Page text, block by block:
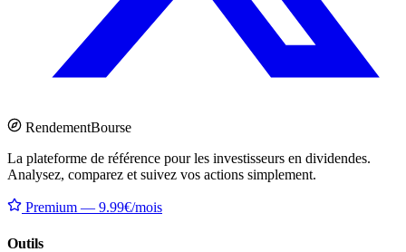
RendementBourse
La plateforme de référence pour les investisseurs en dividendes.
Analysez, comparez et suivez vos actions simplement.
Premium — 9.99€/mois
Outils